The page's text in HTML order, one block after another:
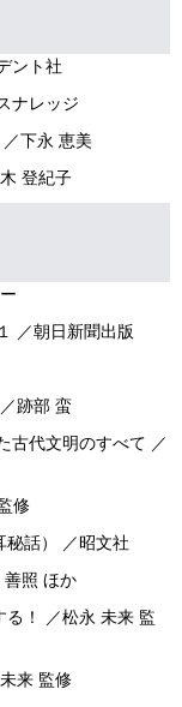
ント社
ナレッジ
下永 恵美
登紀子
／朝日新聞出版
跡部 蛮
古代文明のすべて ／
修
秘話） ／昭文社
善照 ほか
る！ ／松永 未来 監
来 監修